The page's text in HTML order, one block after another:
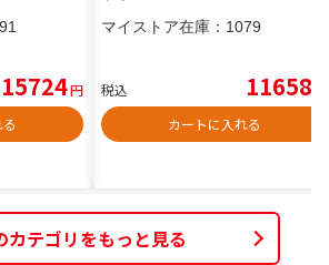
15724円
マイストア在庫： 1079
税込 11658
カートに入れる
カテゴリをもっと見る